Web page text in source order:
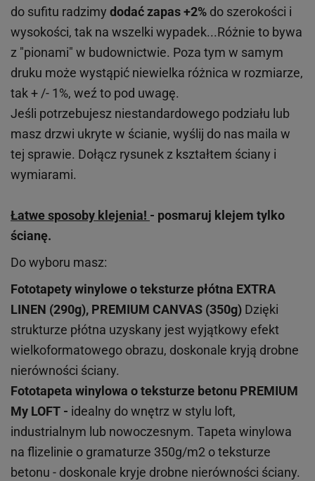
do sufitu radzimy dodać zapas +2% do szerokości i
wysokości, tak na wszelki wypadek...Różnie to bywa
z "pionami" w budownictwie. Poza tym w samym
druku może wystąpić niewielka różnica w rozmiarze,
tak + /- 1%, weź to pod uwagę.
Jeśli potrzebujesz niestandardowego podziału lub
masz drzwi ukryte w ścianie, wyślij do nas maila w
tej sprawie. Dołącz rysunek z kształtem ściany i
wymiarami.
Łatwe sposoby klejenia! - posmaruj klejem tylko
ścianę.
Do wyboru masz:
Fototapety winylowe oteksturze płótna EXTRA
LINEN (290g), PREMIUM CANVAS (350g) Dzięki
strukturze płótna uzyskany jest wyjątkowy efekt
wielkoformatowego obrazu, doskonale kryją drobne
nierówności ściany.
Fototapeta winylowa oteksturze betonu PREMIUM
My LOFT - idealny do wnętrz w stylu loft,
industrialnym lub nowoczesnym. Tapeta winylowa
na flizelinie o gramaturze 350g/m2 o teksturze
betonu - doskonale kryje drobne nierówności ściany.